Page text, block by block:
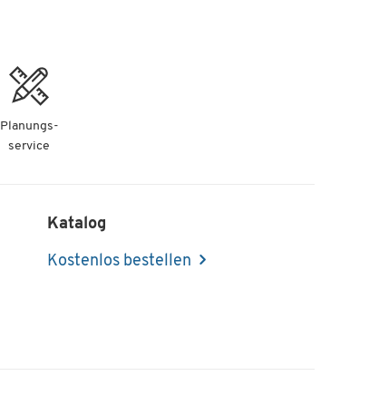
Planungs-
service
Katalog
Kostenlos bestellen